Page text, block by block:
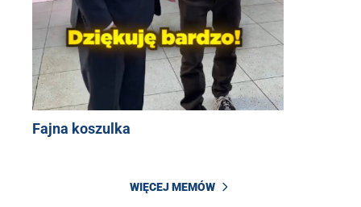
Fajna koszulka
WIĘCEJ MEMÓW